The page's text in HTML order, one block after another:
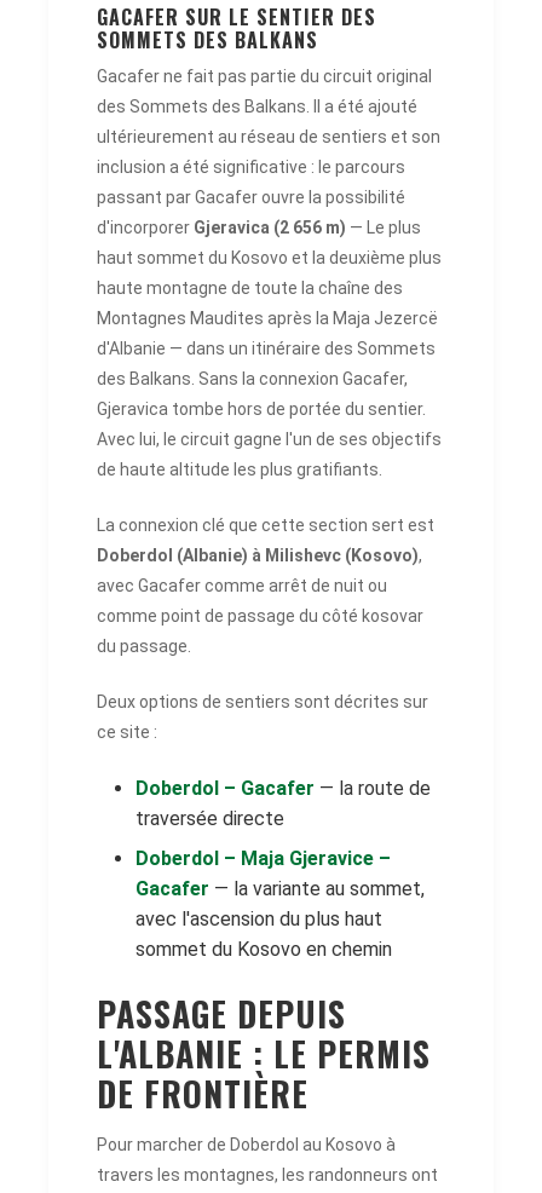
GACAFER SUR LE SENTIER DES
SOMMETS DES BALKANS
Gacafer ne fait pas partie du circuit original
des Sommets des Balkans. Il a été ajouté
ultérieurement au réseau de sentiers et son
inclusion a été significative : le parcours
passant par Gacafer ouvre la possibilité
d'incorporer Gjeravica (2 656 m) — Le plus
haut sommet du Kosovo et la deuxième plus
haute montagne de toute la chaîne des
Montagnes Maudites après la Maja Jezercë
d'Albanie — dans un itinéraire des Sommets
des Balkans. Sans la connexion Gacafer,
Gjeravica tombe hors de portée du sentier.
Avec lui, le circuit gagne l'un de ses objectifs
de haute altitude les plus gratifiants.
La connexion clé que cette section sert est
Doberdol (Albanie) à Milishevc (Kosovo),
avec Gacafer comme arrêt de nuit ou
comme point de passage du côté kosovar
du passage.
Deux options de sentiers sont décrites sur
ce site :
Doberdol – Gacafer — la route de
traversée directe
Doberdol – Maja Gjeravice –
Gacafer — la variante au sommet,
avec l'ascension du plus haut
sommet du Kosovo en chemin
PASSAGE DEPUIS
L'ALBANIE : LE PERMIS
DE FRONTIÈRE
Pour marcher de Doberdol au Kosovo à
travers les montagnes, les randonneurs ont